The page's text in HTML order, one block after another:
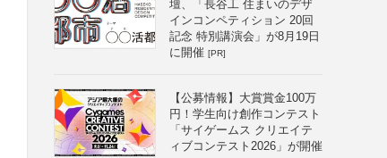
壇、「長谷工 住まいのデザ
インコンペティション 20回
記念 特別講演会」が8月19日
に開催 [PR]
【公募情報】大賞賞金100万
円！学生向け創作コンテスト
「サイゲームス クリエイテ
ィブコンテスト2026」が開催